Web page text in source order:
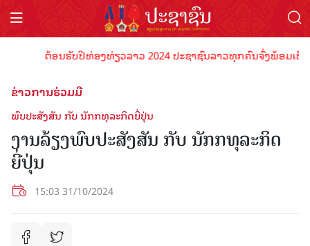
ຕ້ອນຮັບປີທ່ອງທ່ຽວລາວ 2024 ປະຊາຊົນລາວທຸກຄົນຈົ່ງພ້ອມເປັນ
ຂ່າວການຮ່ວມມື
ພົບປະສັງສັນ ກັບ ນັກກທຸລະກິດຍີ່ປຸ່ນ
ງານລ້ຽງພົບປະສັງສັນ ກັບ ນັກກທຸລະກິດ
ຍີ່ປຸ່ນ
15:03 31/10/2024